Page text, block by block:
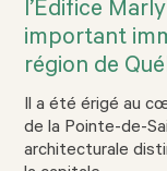
l’Édifice
important
région de
Il a été érigé au
de la Pointe-de-
architecturale